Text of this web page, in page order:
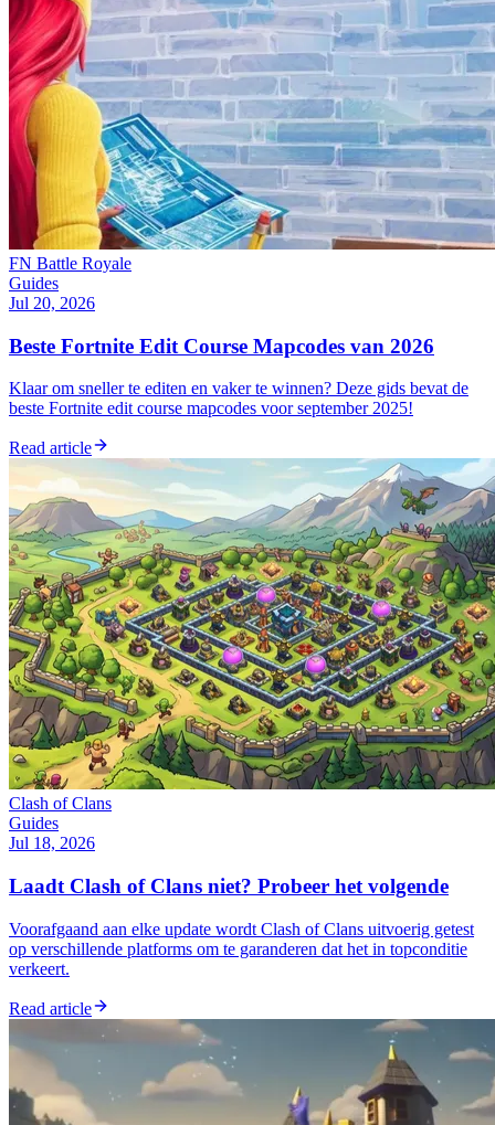
FN Battle Royale
Guides
Jul 20, 2026
Beste Fortnite Edit Course Mapcodes van 2026
Klaar om sneller te editen en vaker te winnen? Deze gids bevat de
beste Fortnite edit course mapcodes voor september 2025!
Read article
Clash of Clans
Guides
Jul 18, 2026
Laadt Clash of Clans niet? Probeer het volgende
Voorafgaand aan elke update wordt Clash of Clans uitvoerig getest
op verschillende platforms om te garanderen dat het in topconditie
verkeert.
Read article